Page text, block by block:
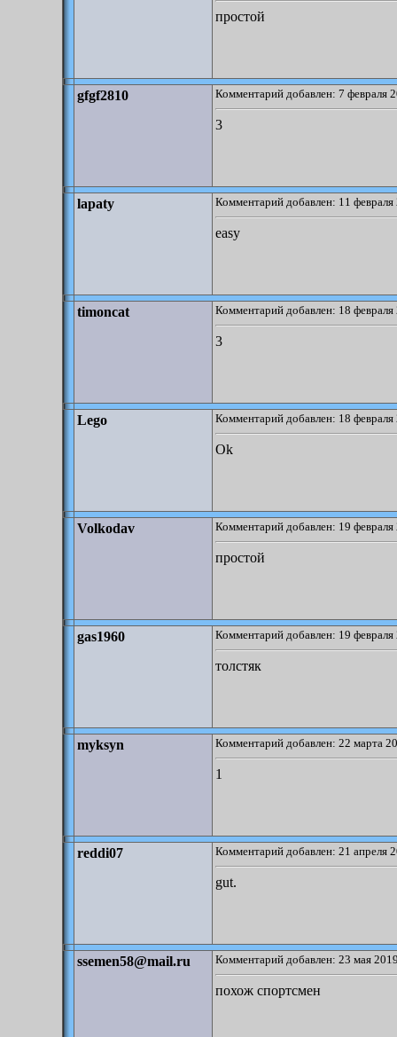
простой
gfgf2810 Комментарий добавлен: 7 февраля
3
lapaty Комментарий добавлен: 11
easy
timoncat Комментарий добавлен: 18
3
Lego Комментарий добавлен: 18
Ok
Volkodav Комментарий добавлен: 19
простой
gas1960 Комментарий добавлен: 19
толстяк
myksyn Комментарий добавлен: 22 марта
1
reddi07 Комментарий добавлен: 21 апреля
gut.
ssemen58@mail.ru Комментарий добавлен: 23 мая
похож спортсмен